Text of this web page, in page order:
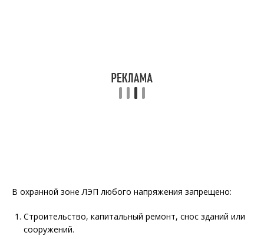
В охранной зоне ЛЭП любого напряжения запрещено:
Строительство, капитальный ремонт, снос зданий или
сооружений.